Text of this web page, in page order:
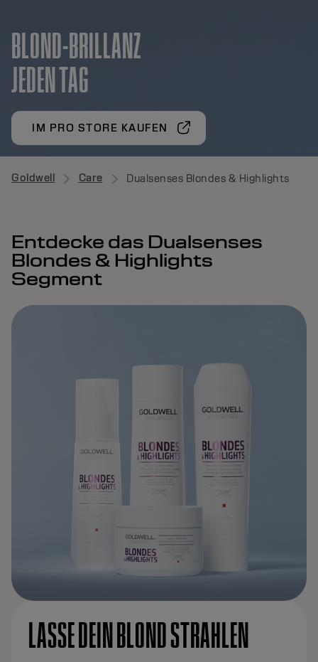
BLOND-BRILLANZ
JEDEN TAG
IM PRO STORE KAUFEN
Goldwell Care Dualsenses Blondes & Highlights
Entdecke das Dualsenses
Blondes & Highlights
Segment
LASSE DEIN BLOND STRAHLEN